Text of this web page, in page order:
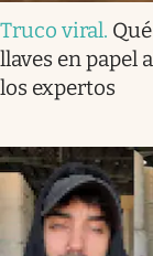
Truco viral.
llaves en papel
los expertos